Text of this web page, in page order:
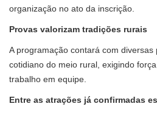
organização no ato da inscrição.
Provas valorizam tradições rurais
A programação contará com diversas
cotidiano do meio rural, exigindo
trabalho em equipe.
Entre as atrações já confirmadas